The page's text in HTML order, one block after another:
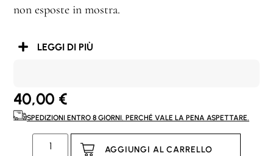
non esposte in mostra.
LEGGI DI PIÙ
40,00 €
SPEDIZIONI ENTRO 8 GIORNI. PERCHÉ VALE LA PENA ASPETTARE.
AGGIUNGI AL CARRELLO